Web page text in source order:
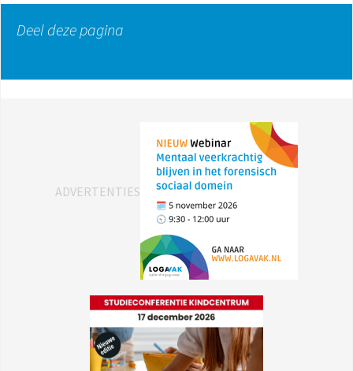
Deel deze pagina
ADVERTENTIES